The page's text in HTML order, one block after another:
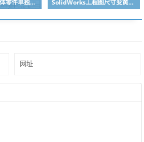
SolidWorks多实体零件单独出某个实体工程图的方法分享 SolidWorks工程图尺寸变黄丢失了怎么办？合理标注很重要